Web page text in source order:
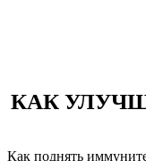
КАК
Как поднять